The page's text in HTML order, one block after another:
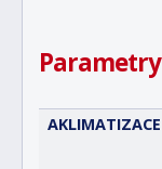
Parametry
AKLIMATIZACE